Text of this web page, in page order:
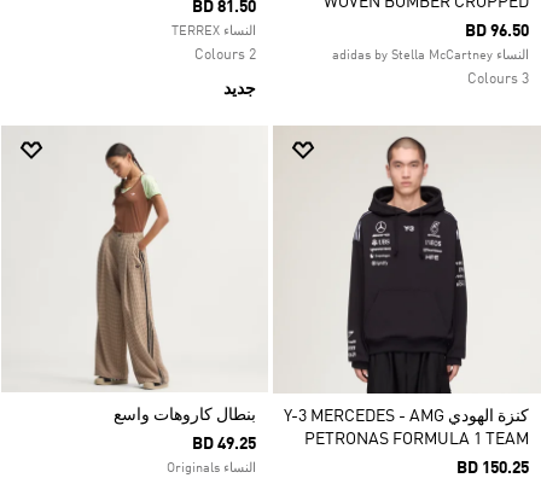
BD 96.50
النساء adidas by Stella McCartney
3 Colours
BD 81.50
النساء TERREX
2 Colours
جديد
كنزة الهودي Y-3 MERCEDES - AMG
PETRONAS FORMULA 1 TEAM
BD 150.25
بنطال كاروهات واسع
BD 49.25
النساء Originals